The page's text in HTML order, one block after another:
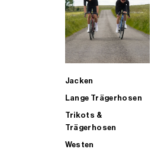
Jacken
Lange Trägerhosen
Trikots &
Trägerhosen
Westen
ALLE TRIATHLONARTIKEL FÜR